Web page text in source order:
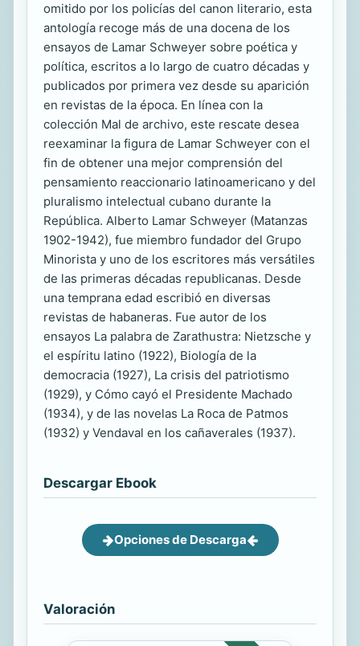
omitido por los policías del canon literario, esta
antología recoge más de una docena de los
ensayos de Lamar Schweyer sobre poética y
política, escritos a lo largo de cuatro décadas y
publicados por primera vez desde su aparición
en revistas de la época. En línea con la
colección Mal de archivo, este rescate desea
reexaminar la figura de Lamar Schweyer con el
fin de obtener una mejor comprensión del
pensamiento reaccionario latinoamericano y del
pluralismo intelectual cubano durante la
República. Alberto Lamar Schweyer (Matanzas
1902-1942), fue miembro fundador del Grupo
Minorista y uno de los escritores más versátiles
de las primeras décadas republicanas. Desde
una temprana edad escribió en diversas
revistas de habaneras. Fue autor de los
ensayos La palabra de Zarathustra: Nietzsche y
el espíritu latino (1922), Biología de la
democracia (1927), La crisis del patriotismo
(1929), y Cómo cayó el Presidente Machado
(1934), y de las novelas La Roca de Patmos
(1932) y Vendaval en los cañaverales (1937).
Descargar Ebook
Opciones de Descarga
Valoración